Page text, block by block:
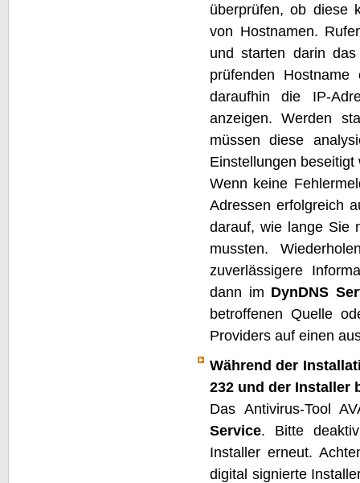
überprüfen, ob diese
von Hostnamen.
und starten darin
prüfenden
daraufhin die IP-
anzeigen. Werden
müssen diese
Einstellungen beseitigt
Wenn keine
Adressen erfolgreich
darauf, wie lange Sie
mussten.
zuverlässigere
dann im DynDNS
betroffenen Quelle
Providers auf einen
Während der
232 und der Installer
Das Antivirus-Tool
Service. Bitte
Installer erneut.
digital signierte